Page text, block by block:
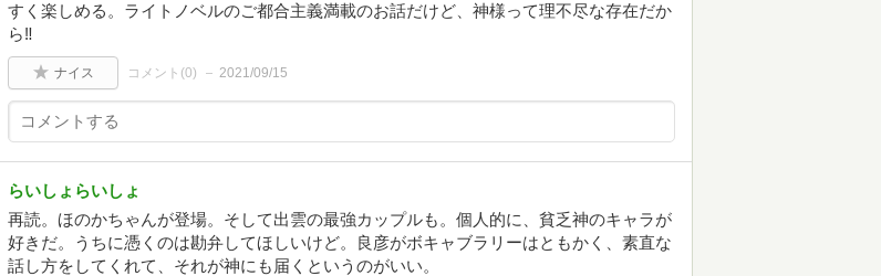
すく楽しめる。ライトノベルのご都合主義満載のお話だけど、神様って理不尽な存在だか
ら‼️
ナイス コメント(0) 2021/09/15
らいしょらいしょ
再読。ほのかちゃんが登場。そして出雲の最強カップルも。個人的に、貧乏神のキャラが
好きだ。うちに憑くのは勘弁してほしいけど。良彦がボキャブラリーはともかく、素直な
話し方をしてくれて、それが神にも届くというのがいい。